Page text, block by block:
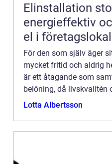
Elinstallation
energieffektiv
el i
För den som själv äger
mycket fritid och aldrig
är ett åtagande som
belöning, då livskvalitén
Lotta Albertsson